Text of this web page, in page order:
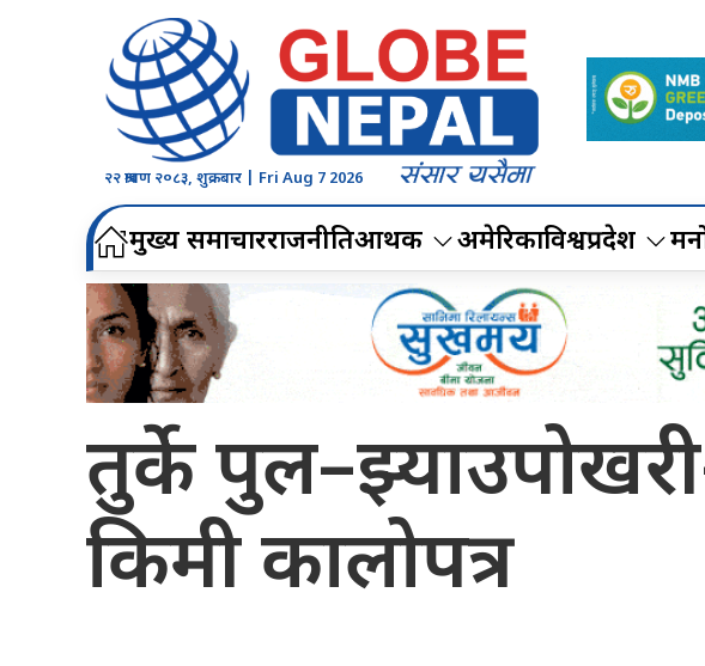
२२ श्रावण २०८३, शुक्रबार | Fri Aug 7 2026
मुख्य समाचारराजनीतिआर्थिक अमेरिकाविश्वप्रदेश
तुर्के
किमी कालोपत्र